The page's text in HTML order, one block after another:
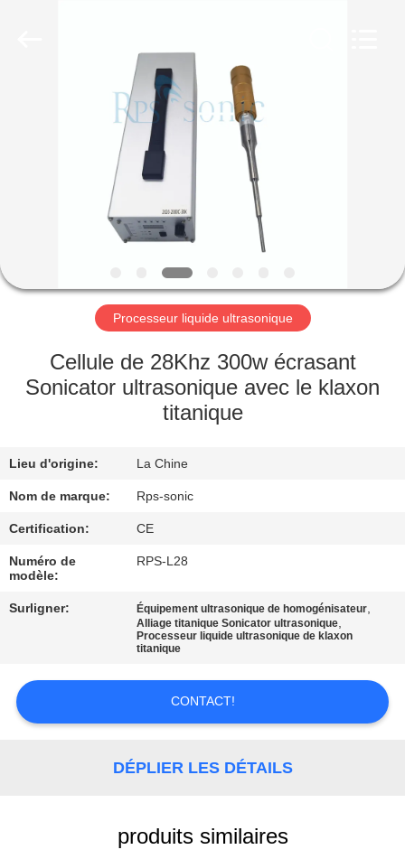
PRODUITS
DE
NOUS
VISITE
D'USINE
DE
QUALITÉ
CONTACTEZ-
NOUS
NOUVELLES
CAS
Processeur liquide ultrasonique
Cellule de 28Khz 300w écrasant
Sonicator ultrasonique avec le klaxon
titanique
Lieu d'origine: La Chine
Nom de marque: Rps-sonic
Certification: CE
Numéro de
modèle:
RPS-L28
Surligner: Équipement ultrasonique de homogénisateur,
Alliage titanique Sonicator ultrasonique,
Processeur liquide ultrasonique de klaxon
titanique
CONTACT!
DÉPLIER LES DÉTAILS
produits similaires